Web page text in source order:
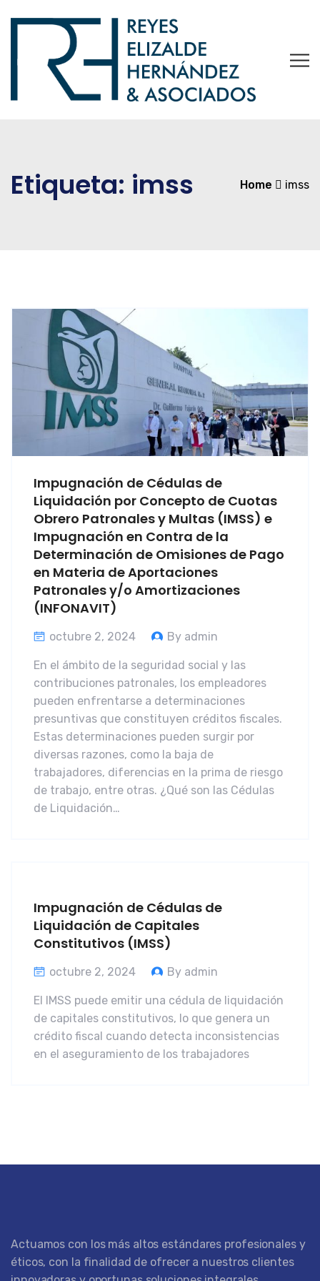
Etiqueta: imss Home imss
Impugnación de Cédulas de
Liquidación por Concepto de Cuotas
Obrero Patronales y Multas (IMSS) e
Impugnación en Contra de la
Determinación de Omisiones de Pago
en Materia de Aportaciones
Patronales y/o Amortizaciones
(INFONAVIT)
octubre 2, 2024 By admin
En el ámbito de la seguridad social y las
contribuciones patronales, los empleadores
pueden enfrentarse a determinaciones
presuntivas que constituyen créditos fiscales.
Estas determinaciones pueden surgir por
diversas razones, como la baja de
trabajadores, diferencias en la prima de riesgo
de trabajo, entre otras. ¿Qué son las Cédulas
de Liquidación…
Impugnación de Cédulas de
Liquidación de Capitales
Constitutivos (IMSS)
octubre 2, 2024 By admin
El IMSS puede emitir una cédula de liquidación
de capitales constitutivos, lo que genera un
crédito fiscal cuando detecta inconsistencias
en el aseguramiento de los trabajadores
Actuamos con los más altos estándares profesionales y
éticos, con la finalidad de ofrecer a nuestros clientes